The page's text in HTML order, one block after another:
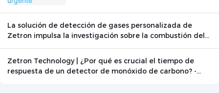
La solución de detección de gases personalizada de
Zetron impulsa la investigación sobre la combustión del
Zetron Technology | ¿Por qué es crucial el tiempo de
respuesta de un detector de monóxido de carbono? -